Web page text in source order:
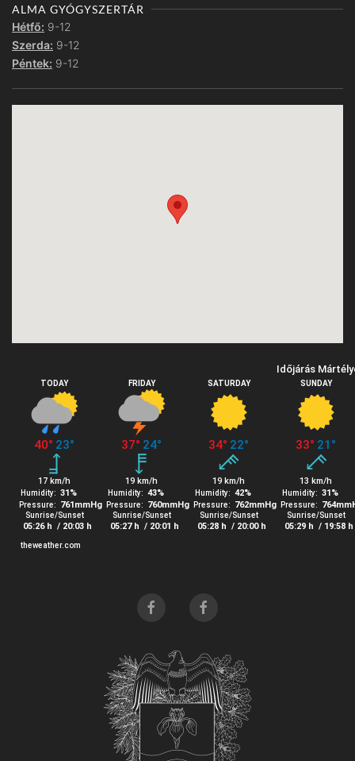
ALMA GYÓGYSZERTÁR
Hétfő: 9-12
Szerda: 9-12
Péntek: 9-12